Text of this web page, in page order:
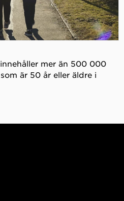
mer än 500 000
är 50 år eller äldre i